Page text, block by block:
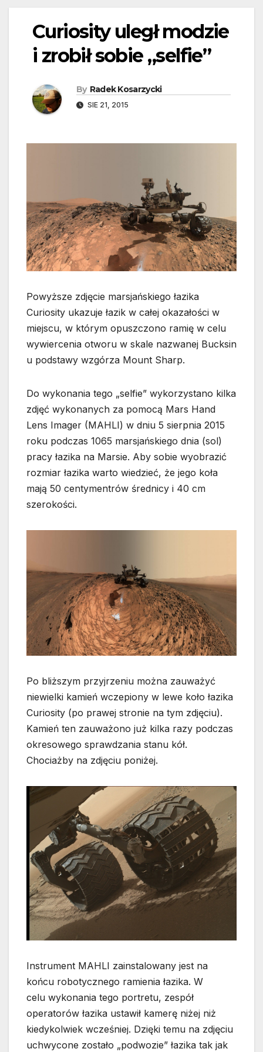
Curiosity uległ modzie
i zrobił sobie „selfie”
By Radek Kosarzycki
SIE 21, 2015
Powyższe zdjęcie marsjańskiego łazika
Curiosity ukazuje łazik w całej okazałości w
miejscu, w którym opuszczono ramię w celu
wywiercenia otworu w skale nazwanej Bucksin
u podstawy wzgórza Mount Sharp.
Do wykonania tego „selfie” wykorzystano kilka
zdjęć wykonanych za pomocą Mars Hand
Lens Imager (MAHLI) w dniu 5 sierpnia 2015
roku podczas 1065 marsjańskiego dnia (sol)
pracy łazika na Marsie. Aby sobie wyobrazić
rozmiar łazika warto wiedzieć, że jego koła
mają 50 centymentrów średnicy i 40 cm
szerokości.
Po bliższym przyjrzeniu można zauważyć
niewielki kamień wczepiony w lewe koło łazika
Curiosity (po prawej stronie na tym zdjęciu).
Kamień ten zauważono już kilka razy podczas
okresowego sprawdzania stanu kół.
Chociażby na zdjęciu poniżej.
Instrument MAHLI zainstalowany jest na
końcu robotycznego ramienia łazika. W
celu wykonania tego portretu, zespół
operatorów łazika ustawił kamerę niżej niż
kiedykolwiek wcześniej. Dzięki temu na zdjęciu
uchwycone zostało „podwozie” łazika tak jak